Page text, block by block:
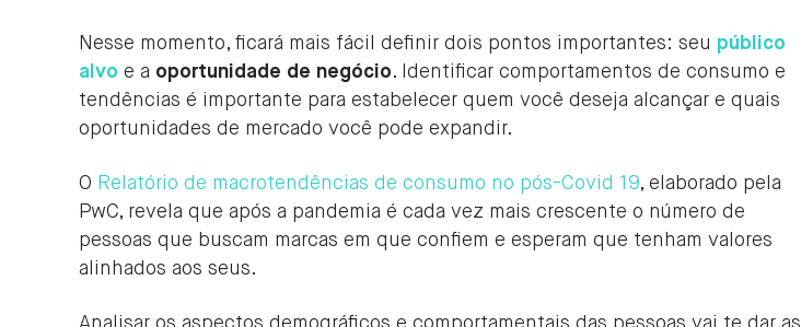
Nesse momento, ficará mais fácil definir dois pontos importantes: seu público
alvo e a oportunidade de negócio. Identificar comportamentos de consumo e
tendências é importante para estabelecer quem você deseja alcançar e quais
oportunidades de mercado você pode expandir.
O Relatório de macrotendências de consumo no pós-Covid 19, elaborado pela
PwC, revela que após a pandemia é cada vez mais crescente o número de
pessoas que buscam marcas em que confiem e esperam que tenham valores
alinhados aos seus.